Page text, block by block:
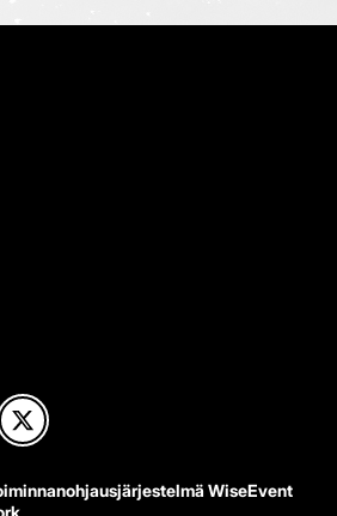
WiseEvent